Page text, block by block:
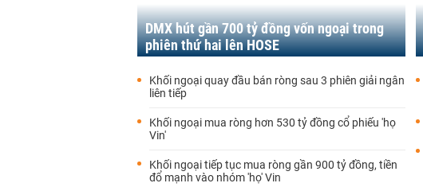
DMX hút gần 700 tỷ đồng vốn ngoại trong
phiên thứ hai lên HOSE
Khối ngoại quay đầu bán ròng sau 3 phiên giải ngân
liên tiếp
Khối ngoại mua ròng hơn 530 tỷ đồng cổ phiếu 'họ
Vin'
Khối ngoại tiếp tục mua ròng gần 900 tỷ đồng, tiền
đổ mạnh vào nhóm 'họ' Vin